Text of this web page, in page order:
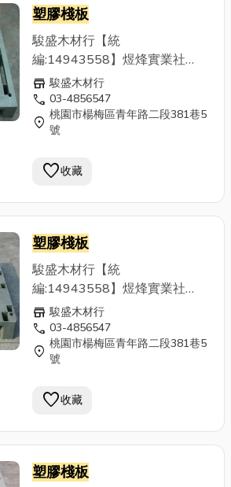
詢)客戶若有進口(進貨)棧板尺寸
不符現場使用，亦有收購或折價
回饋之評估服務。 ◆二手棧板
◆棧板 ◆木棧板 ◆
紙棧板 ◆棧板回收 ◆棧板回收
製造 ◆出口貨物包裝
塑膠棧板
駿盛木材行【統
編:14943558】煜烽實業社
【統編:49900289】專營二手
木棧板、塑膠棧板
賣，秉持資源回收再利用與降低
客戶包裝運輸成本為經營目標，
與塑膠棧板
可供參考，(品項繁多,請來電洽
詢)客戶若有進口(進貨)棧板尺寸
不符現場使用，亦有收購或折價
回饋之評估服務。 ◆二手棧板
◆棧板 ◆木棧板 ◆
紙棧板 ◆棧板回收 ◆棧板回收
製造 ◆出口貨物包裝
store 駿盛木材行
call 03-4856547
location_on 桃園市楊梅區青年路二段381巷5
號
favorite收藏
塑膠棧板
駿盛木材行【統
編:14943558】煜烽實業社
【統編:49900289】專營二手
木棧板、塑膠棧板
賣，秉持資源回收再利用與降低
客戶包裝運輸成本為經營目標，
與塑膠棧板
可供參考，(品項繁多,請來電洽
詢)客戶若有進口(進貨)棧板尺寸
store 駿盛木材行
call 03-4856547
location_on 桃園市楊梅區青年路二段381巷5
號
favorite收藏
塑膠棧板